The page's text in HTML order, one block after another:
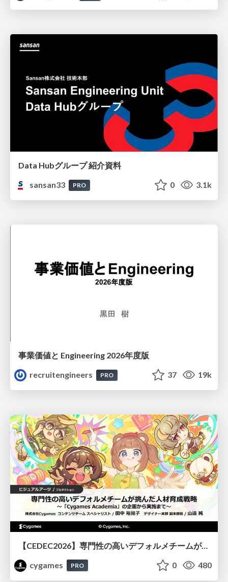
Data Hubグループ 紹介資料
sansan33
PRO 0 3.1k
事業価値と Engineering 2026年度版
recruitengineers
PRO 37 19k
【CEDEC2026】専門性の高いデフォルメチームが挑んだ人材育成戦略 〜Cygames Academiaの企画から実施まで〜
cygames
PRO 0 480